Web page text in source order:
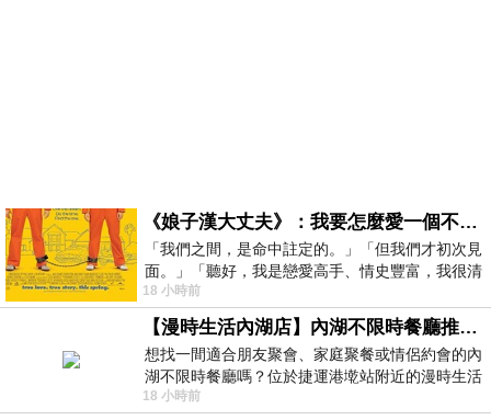
《娘子漢大丈夫》：我要怎麼愛一個不存在的人？
「我們之間，是命中註定的。」「但我們才初次見
面。」「聽好，我是戀愛高手、情史豐富，我很清
楚這種感覺，你我之間的那種感覺，現
18 小時前
【漫時生活內湖店】內湖不限時餐廳推薦｜捷運港墘站美食，聚餐、約會、家庭聚會首選，正餐甜點一次滿足
想找一間適合朋友聚會、家庭聚餐或情侶約會的內
湖不限時餐廳嗎？位於捷運港墘站附近的漫時生活
內湖店，從捷運站步行約4分鐘即可抵
18 小時前